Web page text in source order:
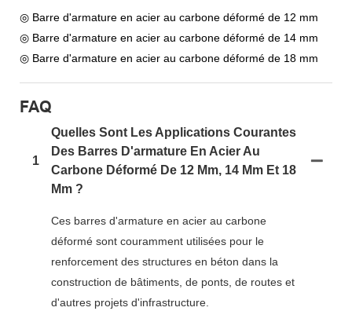
◎ Barre d'armature en acier au carbone déformé de 12 mm
◎ Barre d'armature en acier au carbone déformé de 14 mm
◎ Barre d'armature en acier au carbone déformé de 18 mm
FAQ
1
Quelles Sont Les Applications Courantes
Des Barres D'armature En Acier Au
Carbone Déformé De 12 Mm, 14 Mm Et 18
Mm ?
Ces barres d'armature en acier au carbone
déformé sont couramment utilisées pour le
renforcement des structures en béton dans la
construction de bâtiments, de ponts, de routes et
d'autres projets d'infrastructure.